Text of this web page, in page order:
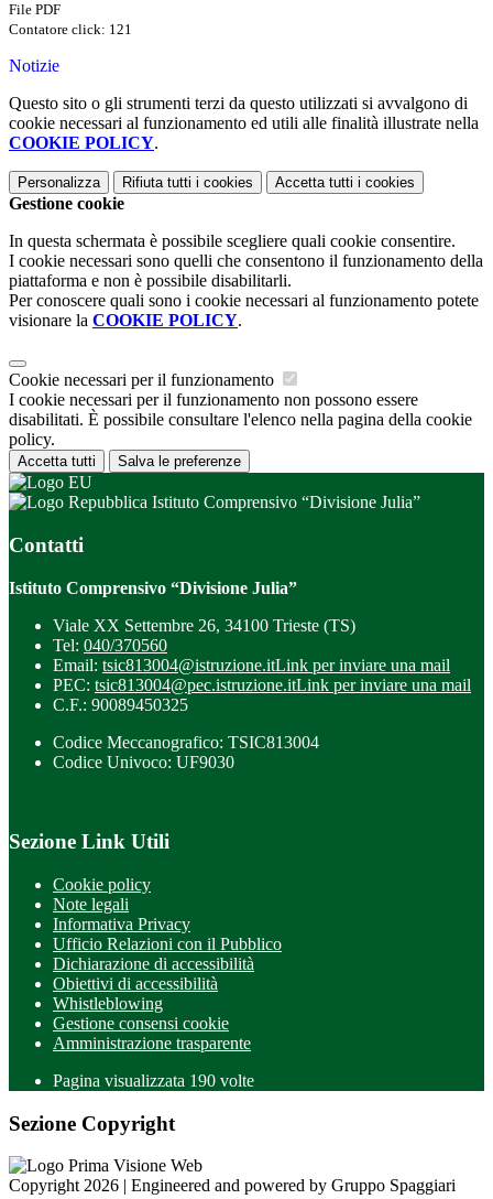
File PDF
Contatore click: 121
Notizie
Questo sito o gli strumenti terzi da questo utilizzati si avvalgono di
cookie necessari al funzionamento ed utili alle finalità illustrate nella
COOKIE POLICY.
Personalizza Rifiuta tutti i cookies Accetta tutti i cookies
Gestione cookie
In questa schermata è possibile scegliere quali cookie consentire.
I cookie necessari sono quelli che consentono il funzionamento della
piattaforma e non è possibile disabilitarli.
Per conoscere quali sono i cookie necessari al funzionamento potete
visionare la COOKIE POLICY.
Cookie necessari per il funzionamento
I cookie necessari per il funzionamento non possono essere
disabilitati. È possibile consultare l'elenco nella pagina della cookie
policy.
Accetta tutti Salva le preferenze
Istituto Comprensivo “Divisione Julia”
Contatti
Istituto Comprensivo “Divisione Julia”
Viale XX Settembre 26, 34100 Trieste (TS)
Tel: 040/370560
Email: tsic813004@istruzione.itLink per inviare una mail
PEC: tsic813004@pec.istruzione.itLink per inviare una mail
C.F.: 90089450325
Codice Meccanografico: TSIC813004
Codice Univoco: UF9030
Sezione Link Utili
Cookie policy
Note legali
Informativa Privacy
Ufficio Relazioni con il Pubblico
Dichiarazione di accessibilità
Obiettivi di accessibilità
Whistleblowing
Gestione consensi cookie
Amministrazione trasparente
Pagina visualizzata 190 volte
Sezione Copyright
Copyright 2026 | Engineered and powered by Gruppo Spaggiari